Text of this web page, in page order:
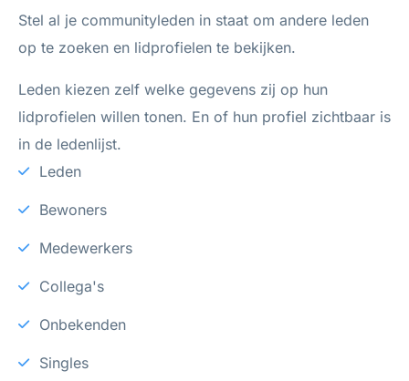
Stel al je communityleden in staat om andere leden
op te zoeken en lidprofielen te bekijken.
Leden kiezen zelf welke gegevens zij op hun
lidprofielen willen tonen. En of hun profiel zichtbaar is
in de ledenlijst.
Leden
Bewoners
Medewerkers
Collega's
Onbekenden
Singles